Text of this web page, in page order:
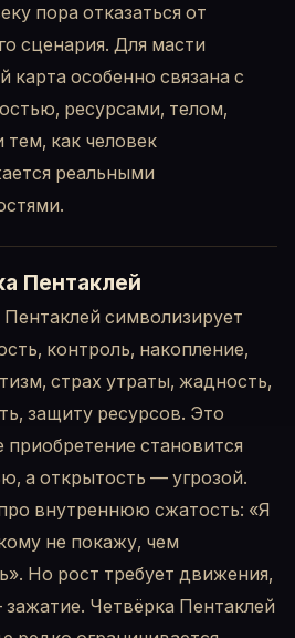
пора отказаться от
сценария. Для масти
карта особенно связана с
ресурсами, телом,
тем, как человек
реальными
Пентаклей
символизирует
контроль, накопление,
страх утраты, жадность,
защиту ресурсов. Это
приобретение становится
а открытость — угрозой.
внутреннюю сжатость: «Я
не покажу, чем
Но рост требует движения,
Четвёрка Пентаклей